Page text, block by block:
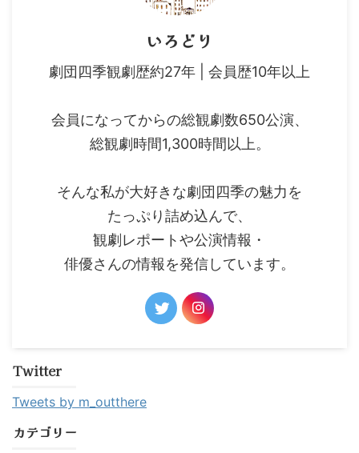
いろどり
劇団四季観劇歴約27年 | 会員歴10年以上
会員になってからの総観劇数650公演、
総観劇時間1,300時間以上。
そんな私が大好きな劇団四季の魅力を
たっぷり詰め込んで、
観劇レポートや公演情報・
俳優さんの情報を発信しています。
Twitter
Tweets by m_outthere
カテゴリー